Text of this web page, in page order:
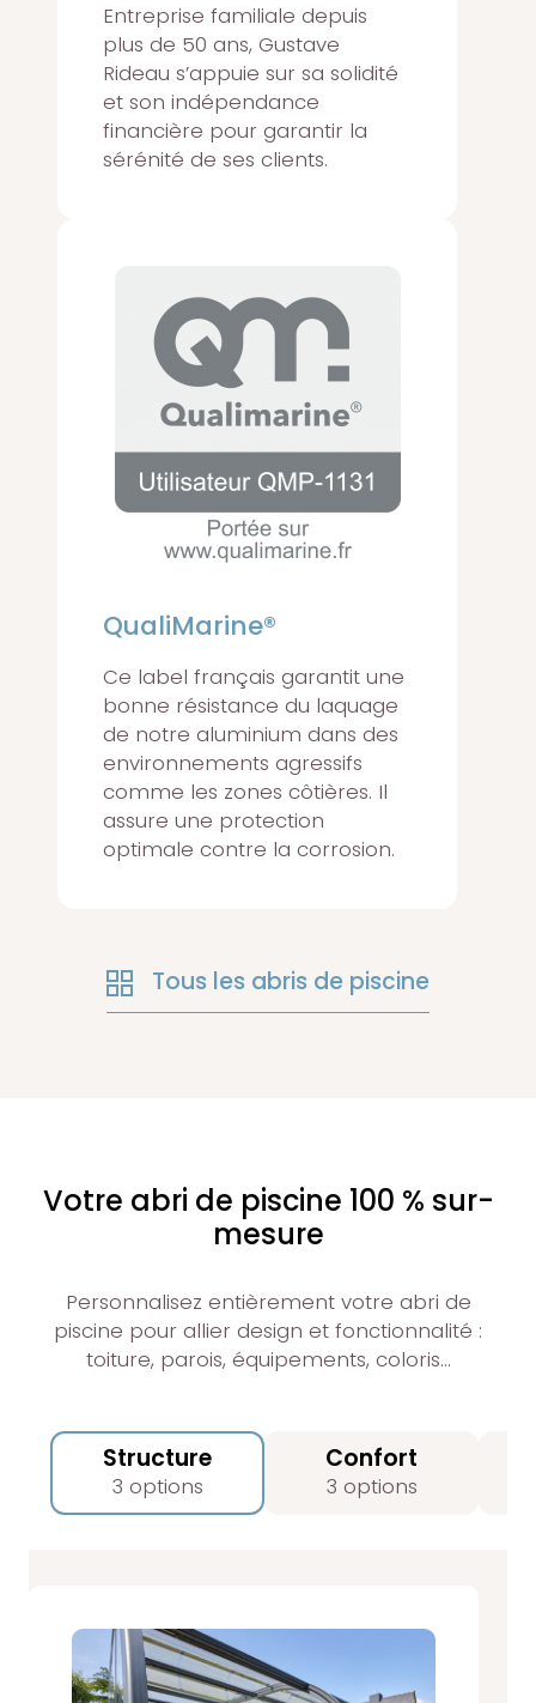
Entreprise familiale depuis
plus de 50 ans, Gustave
Rideau s’appuie sur sa solidité
et son indépendance
financière pour garantir la
sérénité de ses clients.
QualiMarine®
Ce label français garantit une
bonne résistance du laquage
de notre aluminium dans des
environnements agressifs
comme les zones côtières. Il
assure une protection
optimale contre la corrosion.
Tous les abris de piscine
Votre abri de piscine 100 % sur-
mesure
Personnalisez entièrement votre abri de
piscine pour allier design et fonctionnalité :
toiture, parois, équipements, coloris…
Structure
3 options
Confort
3 options